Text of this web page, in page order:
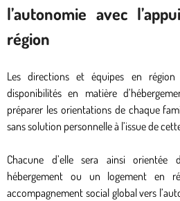
l’autonomie avec
région
Les directions et équipes en région
disponibilités en matière
préparer les orientations de chaque
sans solution personnelle à l’issue de
Chacune d’elle sera ainsi
hébergement ou un logement en
accompagnement social global vers